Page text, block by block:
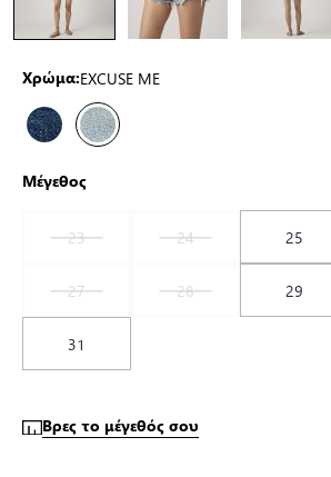
Χρώμα:EXCUSE ME
Μέγεθος
23 24 25
27
28 29
31
Βρες το μέγεθός σου